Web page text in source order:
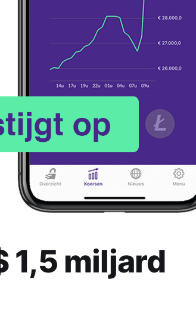
1,5 miljard